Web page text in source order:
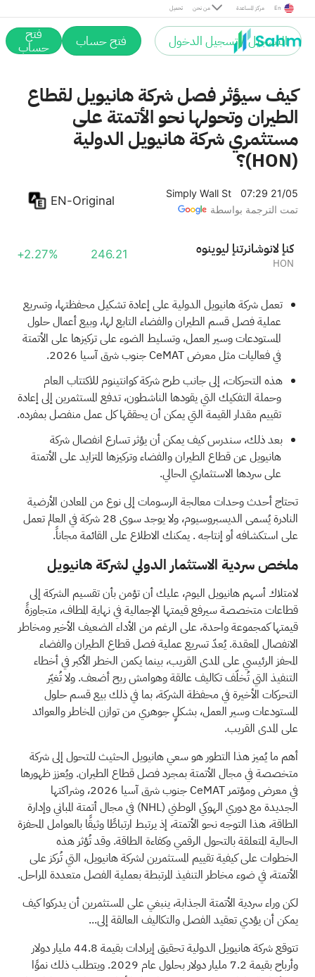
تحميل من نحن مركز المساعدة En
التسجيل / تسجيل الدخول فتح حساب فتح
حساب
كيف سيؤثر فصل شركة هانيويل لقطاع
الطيران وتحولها نحو الأتمتة على
مستثمري شركة هانيويل الدولية
(HON)؟
Simply Wall St
07:29 21/05
تمت الترجمة بواسطة
EN-Original
هونيويل إنترناشونال إنك
HON
246.21
+2.27%
تعمل شركة هانيويل الدولية على إعادة تشكيل محفظتها، وتسريع
عملية فصل قسم الطيران والفضاء التابع لها، وبيع أعمال حلول
المستودعات وسير العمل، وتسليط الضوء على تركيزها على الأتمتة
في فعاليات مثل معرض CeMAT جنوب شرق آسيا 2026.
هذه التحركات، إلى جانب طرح شركة كوانتينوم للاكتتاب العام
وحملة التفكيك التي يقودها الناشطون، تدفع المستثمرين إلى إعادة
تقييم مقدار القيمة التي يمكن أن يحققها كل عمل منفصل بمفرده.
بعد ذلك، سندرس كيف يمكن أن يؤثر تسارع انفصال شركة
هانيويل عن قطاع الطيران والفضاء وتركيزها المتزايد على الأتمتة
على سردها الاستثماري الحالي.
تحتاج أحدث وحدات معالجة الرسومات إلى نوع من المعادن الأرضية
النادرة يُسمى الديسبروسيوم، ولا يوجد سوى
28 شركة في العالم تعمل
على استكشافه أو إنتاجه. يمكنك الاطلاع على القائمة مجاناً.
ملخص سردية الاستثمار الدولي لشركة هانيويل
لامتلاك أسهم هانيويل اليوم، عليك أن تؤمن بأن تقسيم الشركة إلى
قطاعات متخصصة سيرفع قيمتها الإجمالية في نهاية المطاف، متجاوزةً
قيمتها كمجموعة واحدة، على الرغم من الأداء الضعيف الأخير ومخاطر
الانفصال المعقدة. يُعدّ تسريع عملية فصل قطاع الطيران والفضاء
المحفز الرئيسي على المدى القريب، بينما يكمن الخطر الأكبر في أخطاء
التنفيذ التي تُخلّف تكاليف عالقة وهوامش ربح أضعف. ولا تُغيّر
التحركات الأخيرة في محفظة الشركة، بما في ذلك بيع قسم حلول
المستودعات وسير العمل، بشكلٍ جوهري من توازن المخاطر والعوائد
على المدى القريب.
أهم ما يُميز هذا التطور هو سعي هانيويل الحثيث للتحول إلى شركة
متخصصة في مجال الأتمتة بمجرد فصل قطاع الطيران. ويُعزز ظهورها
في معرض ومؤتمر CeMAT جنوب شرق آسيا 2026، وشراكتها
الجديدة مع دوري الهوكي الوطني (NHL) في مجال أتمتة المباني وإدارة
الطاقة، هذا التوجه نحو الأتمتة، إذ يرتبط ارتباطًا وثيقًا بالعوامل المحفزة
الحالية المتعلقة بالتحول الرقمي وكفاءة الطاقة. وقد تُؤثر هذه
الخطوات على كيفية تقييم المستثمرين لشركة هانيويل، التي تُركز على
الأتمتة، في ضوء مخاطر التنفيذ المرتبطة بعملية الفصل متعددة المراحل.
لكن وراء سردية الأتمتة الجذابة، ينبغي على المستثمرين أن يدركوا كيف
يمكن أن يؤدي تعقيد الفصل والتكاليف العالقة إلى...
تتوقع شركة هانيويل الدولية تحقيق إيرادات بقيمة 44.8 مليار دولار
وأرباح بقيمة 7.2 مليار دولار بحلول عام 2029. ويتطلب ذلك نموًا